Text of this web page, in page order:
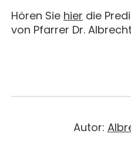
GELÄNDE
KLOSTER AUF ZEIT
KINDER UND FAMILIEN
KALENDER
SEMINARE
FÜHRUNGEN
PREISE
Hören Sie hier die
von Pfarrer Dr.
Autor: